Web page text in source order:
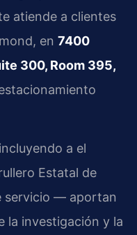
atiende a clientes
en 7400
300, Room 395,
a el
Estatal de
servicio — aportan
la investigación y la